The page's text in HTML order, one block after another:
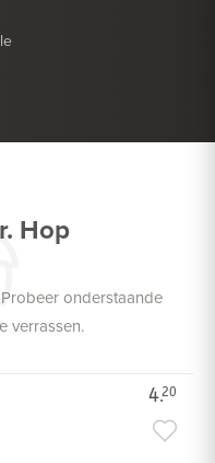
Hop
onderstaande
verrassen.
4.20